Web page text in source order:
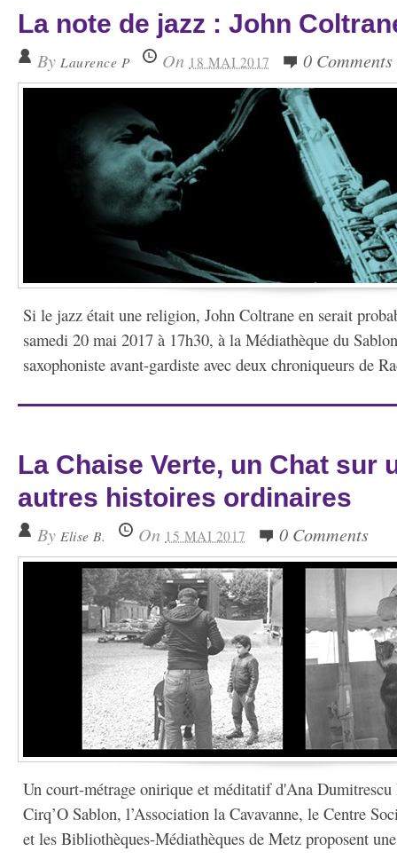
La note de jazz : John
By Laurence P On 18 MAI 2017 0 Comments
Si le jazz était une religion, John Coltrane en serait
samedi 20 mai 2017 à 17h30, à la Médiathèque du
saxophoniste avant-gardiste avec deux chroniqueurs de
La Chaise Verte, un Chat sur
autres histoires ordinaires
By Elise B. On 15 MAI 2017 0 Comments
Un court-métrage onirique et méditatif d'Ana
Cirq’O Sablon, l’Association la Cavavanne, le Centre
et les Bibliothèques-Médiathèques de Metz proposent